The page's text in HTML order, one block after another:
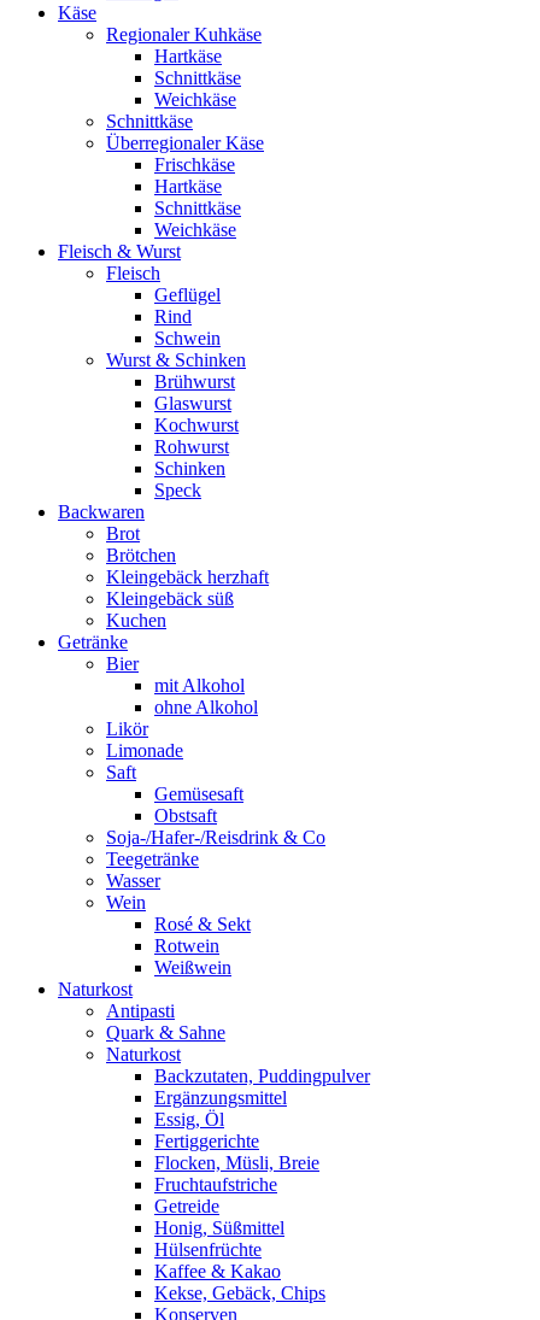
Käse
Regionaler Kuhkäse
Hartkäse
Schnittkäse
Weichkäse
Schnittkäse
Überregionaler Käse
Frischkäse
Hartkäse
Schnittkäse
Weichkäse
Fleisch & Wurst
Fleisch
Geflügel
Rind
Schwein
Wurst & Schinken
Brühwurst
Glaswurst
Kochwurst
Rohwurst
Schinken
Speck
Backwaren
Brot
Brötchen
Kleingebäck herzhaft
Kleingebäck süß
Kuchen
Getränke
Bier
mit Alkohol
ohne Alkohol
Likör
Limonade
Saft
Gemüsesaft
Obstsaft
Soja-/Hafer-/Reisdrink & Co
Teegetränke
Wasser
Wein
Rosé & Sekt
Rotwein
Weißwein
Naturkost
Antipasti
Quark & Sahne
Naturkost
Backzutaten, Puddingpulver
Ergänzungsmittel
Essig, Öl
Fertiggerichte
Flocken, Müsli, Breie
Fruchtaufstriche
Getreide
Honig, Süßmittel
Hülsenfrüchte
Kaffee & Kakao
Kekse, Gebäck, Chips
Konserven